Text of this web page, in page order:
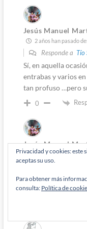
Jesús Manuel
2 años han pasado
Responde a Tío
Sí, en aquella
entrabas y varios
tan profuso …pero
0
Jesús Manuel
2 años han pasado
En aquella ocasión
fingían que se
Privacidad y cookies: este
aceptas su uso.
Para obtener más
consulta: Política de